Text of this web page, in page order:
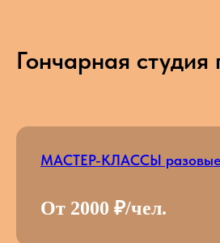
Гончарная
МАСТЕР-КЛАССЫ
От 2000 ₽/чел.